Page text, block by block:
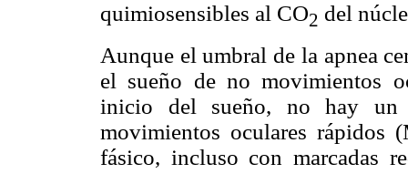
quimiosensibles al CO2 del
Aunque el umbral de la apnea
el sueño de no movimientos
inicio del sueño, no hay un
movimientos oculares rápidos
fásico, incluso con marcadas